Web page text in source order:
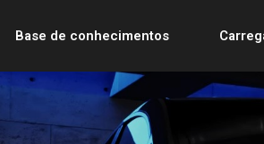
Base de conhecimentos